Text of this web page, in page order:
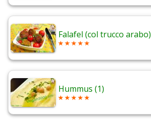
Falafel (col trucco arabo)
Hummus (1)